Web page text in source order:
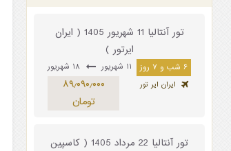
تور آنتالیا 11 شهریور 1405 ( ایران
ایرتور )
۶ شب و ۷ روز ۱۱ شهریور
ایران ایر تور
۸۹٫۰۹۰٫۰۰۰
تومان
تور آنتالیا 22 مرداد 1405 ( کاسپین